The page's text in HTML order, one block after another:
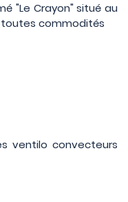
"Le Crayon" situé au
commodités
ventilo convecteurs